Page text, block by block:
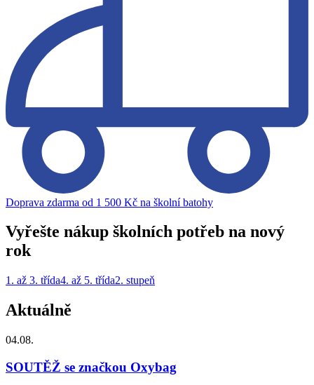
Doprava zdarma od 1 500 Kč na školní batohy
Vyřešte nákup školních potřeb na nový
rok
1. až 3. třída4. až 5. třída2. stupeň
Aktuálně
04.08.
SOUTĚŽ se značkou Oxybag